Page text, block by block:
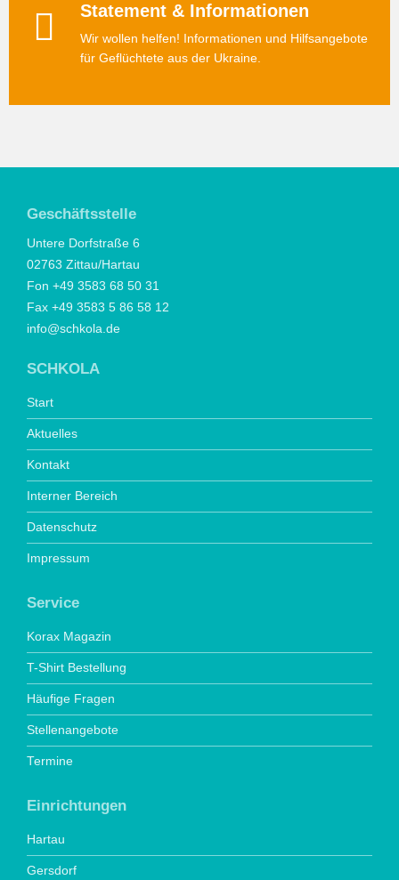
Statement & Informationen
Wir wollen helfen! Informationen und Hilfsangebote
für Geflüchtete aus der Ukraine.
Geschäftsstelle
Untere Dorfstraße 6
02763 Zittau/Hartau
Fon +49 3583 68 50 31
Fax +49 3583 5 86 58 12
info@schkola.de
SCHKOLA
Start
Aktuelles
Kontakt
Interner Bereich
Datenschutz
Impressum
Service
Korax Magazin
T-Shirt Bestellung
Häufige Fragen
Stellenangebote
Termine
Einrichtungen
Hartau
Gersdorf